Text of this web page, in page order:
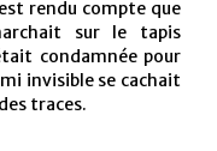
rendu compte que
sur le tapis
condamnée pour
invisible se cachait
traces.